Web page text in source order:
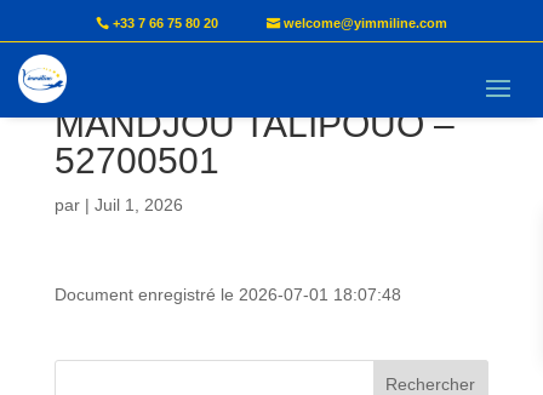
+33 7 66 75 80 20 welcome@yimmiline.com
Document AVI –
MANDJOU TALIPOUO –
52700501
par | Juil 1, 2026
Document enregistré le 2026-07-01 18:07:48
Rechercher